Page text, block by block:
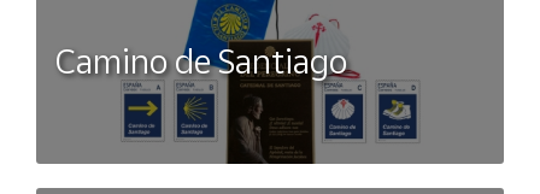
Camino de Santiago